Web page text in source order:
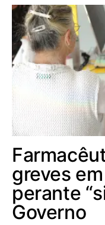
greves
perante
Governo